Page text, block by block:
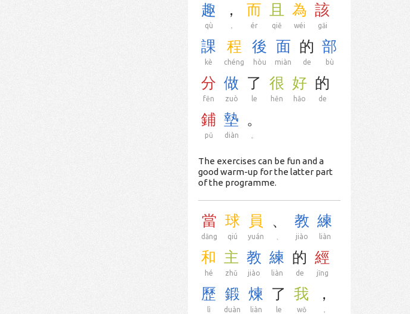
趣
qù
，
，
而
ér
且
qiě
為
wéi
該
gāi
課
kè
程
chéng
後
hòu
面
miàn
的
de
部
bù
分
fēn
做
zuò
了
le
很
hěn
好
hǎo
的
de
鋪
pū
墊
diàn
。
The exercises can be fun and a
good warm-up for the latter part
of the programme.
當
dāng
球
qiú
員
yuán
、 教
jiào
練
liàn
和
hé
主
zhǔ
教
jiào
練
liàn
的
de
經
jīng
歷
lì
鍛
duàn
煉
liàn
了
le
我
wǒ
，
，